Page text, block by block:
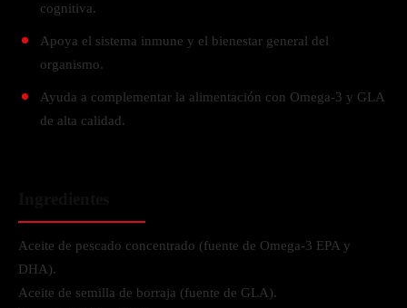
cognitiva.
Apoya el sistema inmune y el bienestar general del
organismo.
Ayuda a complementar la alimentación con Omega-3 y GLA
de alta calidad.
Aceite de pescado concentrado (fuente de Omega-3 EPA y
DHA).
Aceite de semilla de borraja (fuente de GLA).